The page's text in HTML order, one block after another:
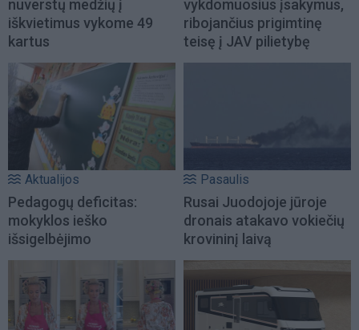
nuverstų medžių į
iškvietimus vykome 49
kartus
vykdomuosius įsakymus,
ribojančius prigimtinę
teisę į JAV pilietybę
Aktualijos
Pedagogų deficitas:
mokyklos ieško
išsigelbėjimo
Pasaulis
Rusai Juodojoje jūroje
dronais atakavo vokiečių
krovininį laivą